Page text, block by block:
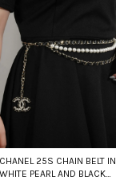
CHANEL 25S CHAIN BELT IN
WHITE PEARL AND BLACK